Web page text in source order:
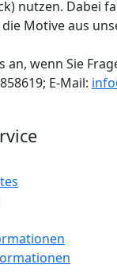
nutzen. Dabei
Motive aus
an, wenn Sie
E-Mail: